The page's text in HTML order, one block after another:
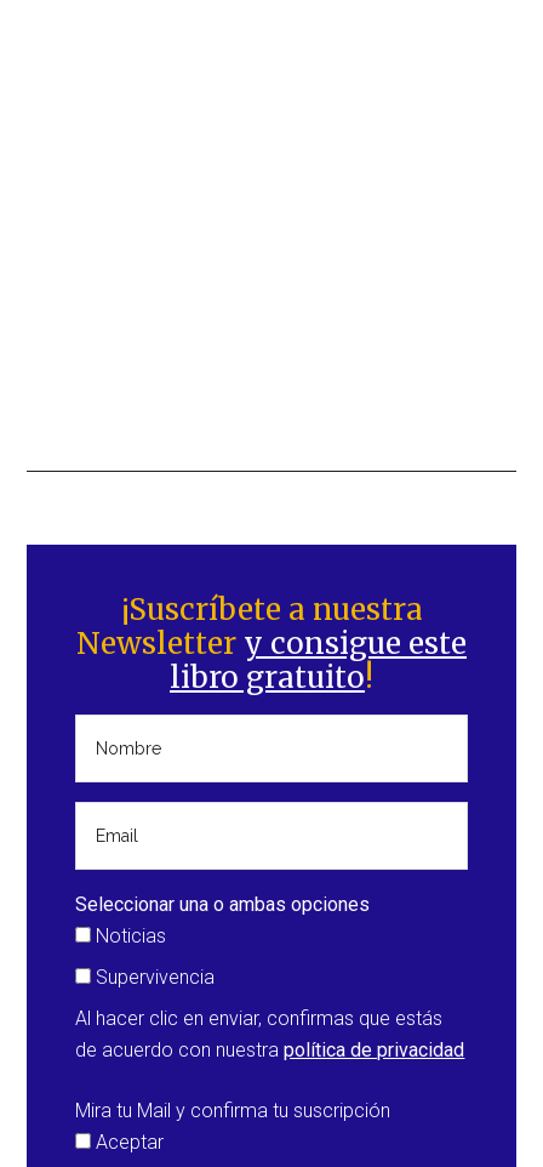
lateral
principal
¡Suscríbete a nuestra
Newsletter y consigue este
libro gratuito!
Seleccionar una o ambas opciones
Noticias
Supervivencia
Al hacer clic en enviar, confirmas que estás
de acuerdo con nuestrapolítica de privacidad
Mira tu Mail y confirma tu suscripción
Aceptar